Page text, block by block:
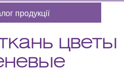
продукції
цветы